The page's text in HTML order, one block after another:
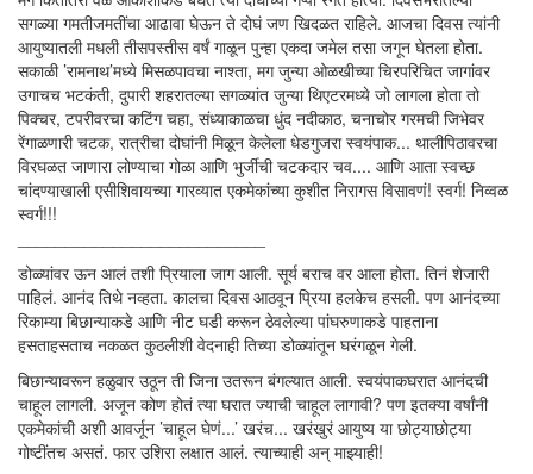
सगळ्या गमतीजमतींचा आढावा घेऊन ते दोघं जण खिदळत राहिले. आजचा दिवस त्यांनी
आयुष्यातली मधली तीसपस्तीस वर्षं गाळून पुन्हा एकदा जमेल तसा जगून घेतला होता.
सकाळी ’रामनाथ’मध्ये मिसळपावचा नाश्ता, मग जुन्या ओळखीच्या चिरपरिचित जागांवर
उगाचच भटकंती, दुपारी शहरातल्या सगळ्यांत जुन्या थिएटरमध्ये जो लागला होता तो
पिक्चर, टपरीवरचा कटिंग चहा, संध्याकाळचा धुंद नदीकाठ, चनाचोर गरमची जिभेवर
रेंगाळणारी चटक, रात्रीचा दोघांनी मिळून केलेला धेडगुजरा स्वयंपाक... थालीपिठावरचा
विरघळत जाणारा लोण्याचा गोळा आणि भुर्जीची चटकदार चव.... आणि आता स्वच्छ
चांदण्याखाली एसीशिवायच्या गारव्यात एकमेकांच्या कुशीत निरागस विसावणं! स्वर्ग! निव्वळ
स्वर्ग!!!
डोळ्यांवर ऊन आलं तशी प्रियाला जाग आली. सूर्य बराच वर आला होता. तिनं शेजारी
पाहिलं. आनंद तिथे नव्हता. कालचा दिवस आठवून प्रिया हलकेच हसली. पण आनंदच्या
रिकाम्या बिछान्याकडे आणि नीट घडी करून ठेवलेल्या पांघरुणाकडे पाहताना
हसताहसताच नकळत कुठलीशी वेदनाही तिच्या डोळ्यांतून घरंगळून गेली.
बिछान्यावरून हळुवार उठून ती जिना उतरून बंगल्यात आली. स्वयंपाकघरात आनंदची
चाहूल लागली. अजून कोण होतं त्या घरात ज्याची चाहूल लागावी? पण इतक्या वर्षांनी
एकमेकांची अशी आवर्जून ’चाहूल घेणं...’ खरंच... खरंखुरं आयुष्य या छोट्याछोट्या
गोष्टींतच असतं. फार उशिरा लक्षात आलं. त्याच्याही अन् माझ्याही!